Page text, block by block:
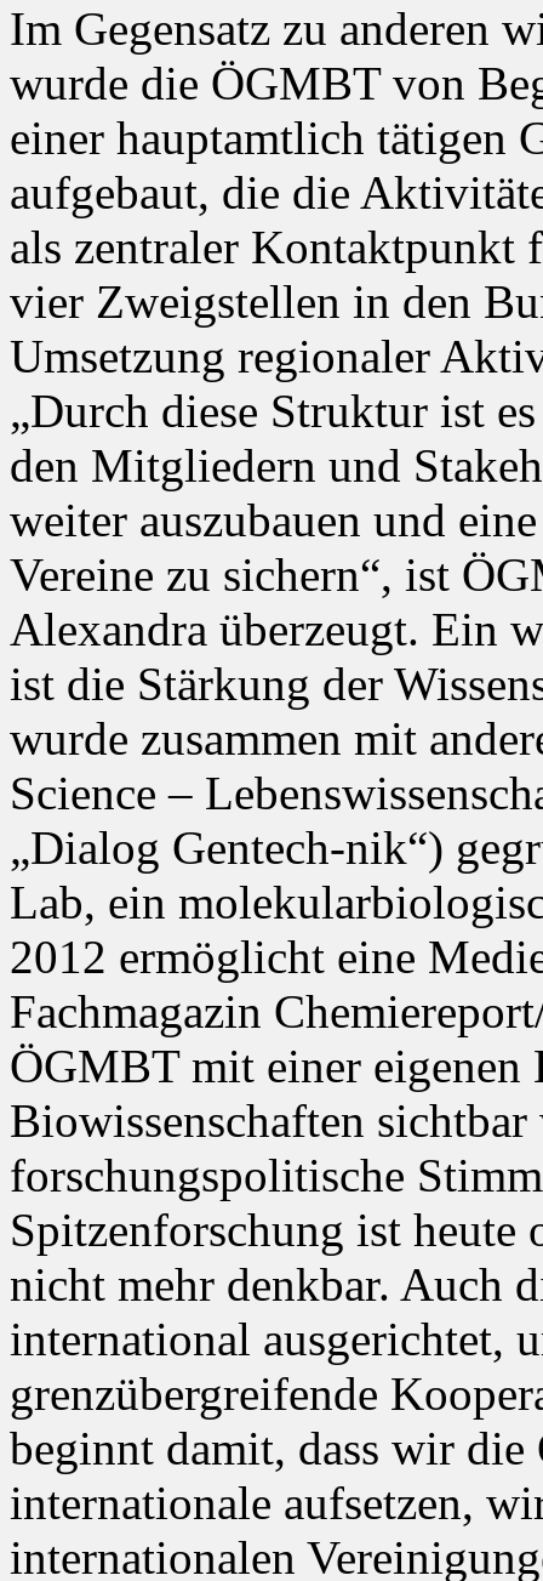
Im Gegensatz zu anderen
wurde die ÖGMBT von
einer hauptamtlich tätigen
aufgebaut, die die
als zentraler Kontaktpunkt
vier Zweigstellen in den
Umsetzung regionaler
„Durch diese Struktur ist
den Mitgliedern und
weiter auszubauen und
Vereine zu sichern“, ist
Alexandra überzeugt. Ein
ist die Stärkung der
wurde zusammen mit
Science –
„Dialog Gentech-nik“)
Lab, ein
2012 ermöglicht eine
Fachmagazin
ÖGMBT mit einer eigenen
Biowissenschaften
forschungspolitische
Spitzenforschung ist heute
nicht mehr denkbar. Auch
international ausgerichtet,
grenzübergreifende
beginnt damit, dass wir die
internationale aufsetzen,
internationalen